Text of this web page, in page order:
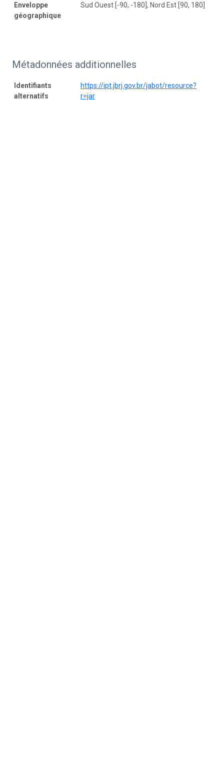
Enveloppe
géographique
Sud Ouest [-90, -180], Nord Est [90, 180]
Métadonnées additionnelles
Identifiants
alternatifs
https://ipt.jbrj.gov.br/jabot/resource?
r=jar